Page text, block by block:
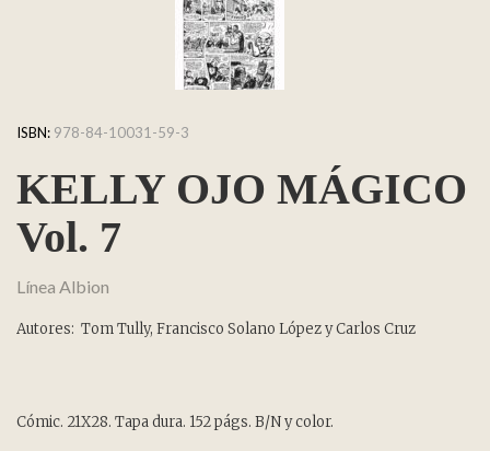
ISBN: 978-84-10031-59-3
KELLY OJO MÁGICO
Vol. 7
Línea Albion
Autores: Tom Tully, Francisco Solano López y Carlos Cruz
Cómic. 21X28. Tapa dura. 152 págs. B/N y color.